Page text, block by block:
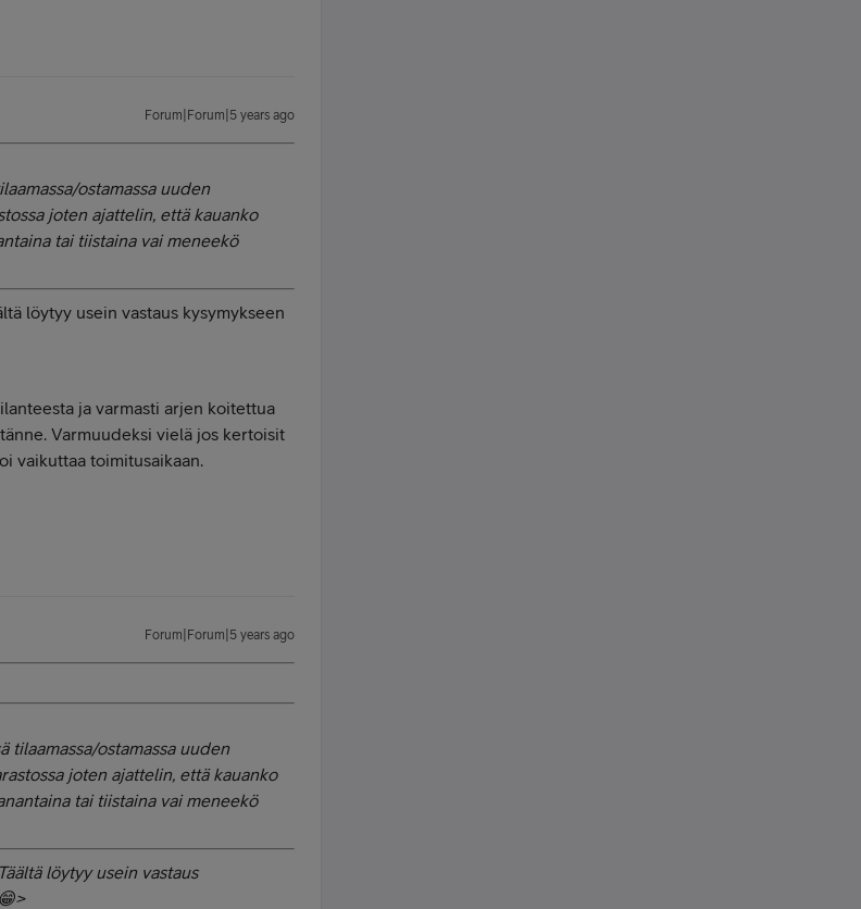
Forum|Forum|5 years ago
ostamassa uuden
joten ajattelin, että kauanko
tai tiistaina vai meneekö
löytyy usein vastaus kysymykseen
ja varmasti arjen koitettua
Varmuudeksi vielä jos kertoisit
vaikuttaa toimitusaikaan.
Forum|Forum|5 years ago
tilaamassa/ostamassa uuden
joten ajattelin, että kauanko
tai tiistaina vai meneekö
löytyy usein vastaus